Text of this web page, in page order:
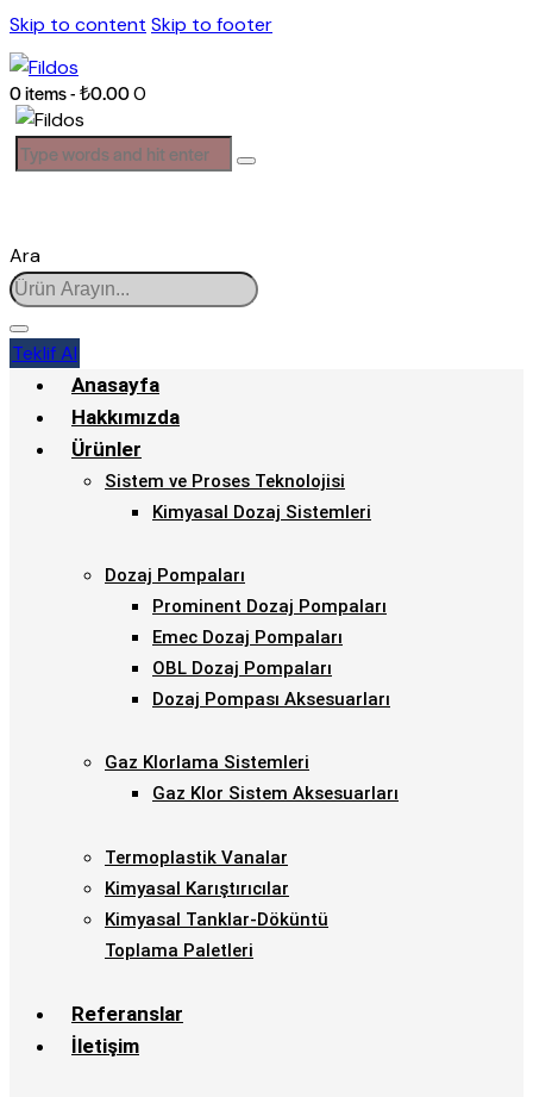
Skip to content Skip to footer
0 items-₺0.000
Ara
Teklif Al
Anasayfa
Hakkımızda
Ürünler
Sistem ve Proses Teknolojisi
Kimyasal Dozaj Sistemleri
Dozaj Pompaları
Prominent Dozaj Pompaları
Emec Dozaj Pompaları
OBL Dozaj Pompaları
Dozaj Pompası Aksesuarları
Gaz Klorlama Sistemleri
Gaz Klor Sistem Aksesuarları
Termoplastik Vanalar
Kimyasal Karıştırıcılar
Kimyasal Tanklar-Döküntü
Toplama Paletleri
Referanslar
İletişim